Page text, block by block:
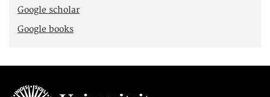
Google scholar
Google books